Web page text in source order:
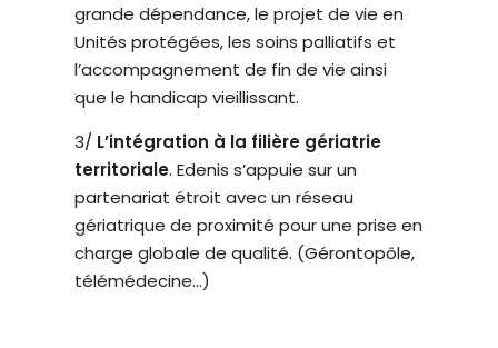
grande dépendance, le projet de vie en
Unités protégées, les soins palliatifs et
l’accompagnement de fin de vie ainsi
que le handicap vieillissant.
3/ L’intégration à la filière gériatrie
territoriale. Edenis s’appuie sur un
partenariat étroit avec un réseau
gériatrique de proximité pour une prise en
charge globale de qualité. (Gérontopôle,
télémédecine…)